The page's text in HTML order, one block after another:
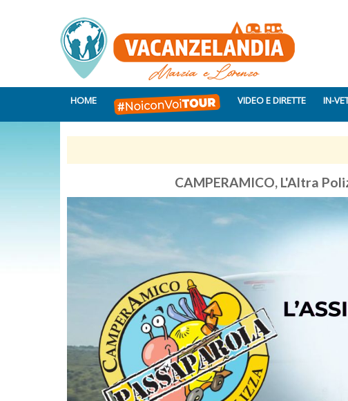
HOME VIDEO E DIRETTE IN-
CAMPERAMICO, L'Altra